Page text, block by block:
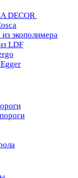
DECOR
экополимера
LDF